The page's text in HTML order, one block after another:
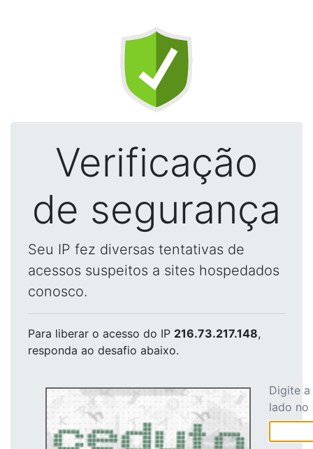
Verificação
de segurança
Seu IP fez diversas tentativas de
acessos suspeitos a sites hospedados
conosco.
Para liberar o acesso do IP 216.73.217.148,
responda ao desafio abaixo.
Digite
lado no